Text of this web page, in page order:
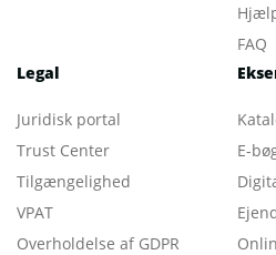
FAQ
Legal
Juridisk portal
Trust Center
Tilgængelighed
VPAT
Overholdelse af GDPR
E-